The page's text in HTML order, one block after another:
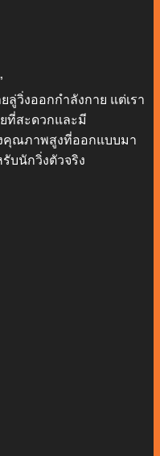
ลู่วิ่งออกกำลังกาย แต่เรา
ที่สะดวกและมี
คุณภาพสูงที่ออกแบบมา
บนักวิ่งตัวจริง